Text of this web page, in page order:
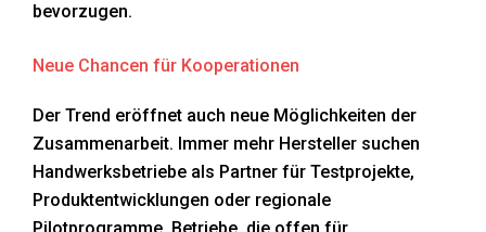
bevorzugen.
Neue Chancen für Kooperationen
Der Trend eröffnet auch neue Möglichkeiten der
Zusammenarbeit. Immer mehr Hersteller suchen
Handwerksbetriebe als Partner für Testprojekte,
Produktentwicklungen oder regionale